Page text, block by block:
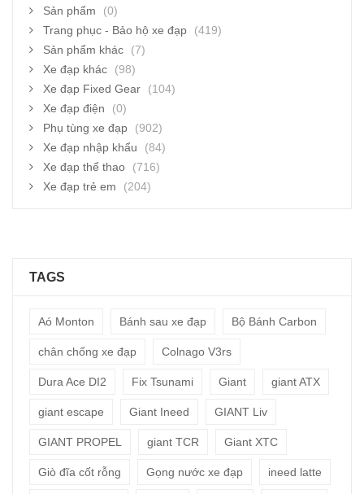
Sản phẩm
(0)
Trang phục - Bảo hộ xe đạp
(419)
Sản phẩm khác
(7)
Xe đạp khác
(98)
Xe đạp Fixed Gear
(104)
Xe đạp điện
(0)
Phụ tùng xe đạp
(902)
Xe đạp nhập khẩu
(84)
Xe đạp thể thao
(716)
Xe đạp trẻ em
(204)
TAGS
Aó Monton Bánh sau xe đạp Bộ Bánh Carbon
chân chống xe đạp Colnago V3rs
Dura Ace DI2 Fix Tsunami Giant giant ATX
giant escape Giant Ineed GIANT Liv
GIANT PROPEL giant TCR Giant XTC
Giò đĩa cốt rỗng Gọng nước xe đạp ineed latte